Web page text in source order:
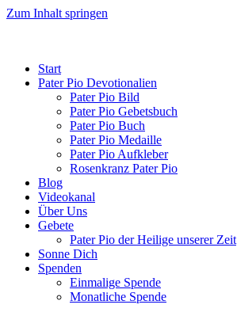
Zum Inhalt springen
Start
Pater Pio Devotionalien
Pater Pio Bild
Pater Pio Gebetsbuch
Pater Pio Buch
Pater Pio Medaille
Pater Pio Aufkleber
Rosenkranz Pater Pio
Blog
Videokanal
Über Uns
Gebete
Pater Pio der Heilige unserer Zeit
Sonne Dich
Spenden
Einmalige Spende
Monatliche Spende